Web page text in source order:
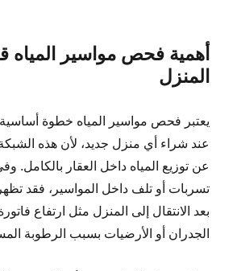
أهمية فحص مواسير المياه
المنزل
يعتبر فحص مواسير المياه خطوة أساسية
عند شراء أي منزل جديد، لأن هذه
عن توزيع المياه داخل العقار بالكامل.
تسربات أو تلف داخل المواسير، فقد
بعد الانتقال إلى المنزل مثل ارتفاع
الجدران أو الأرضيات بسبب الرطوبة